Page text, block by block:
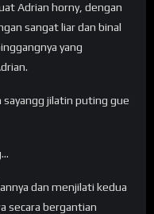
Adrian horny, dengan
sangat liar dan binal
yang
sayangg jilatin puting gue
dan menjilati kedua
secara bergantian